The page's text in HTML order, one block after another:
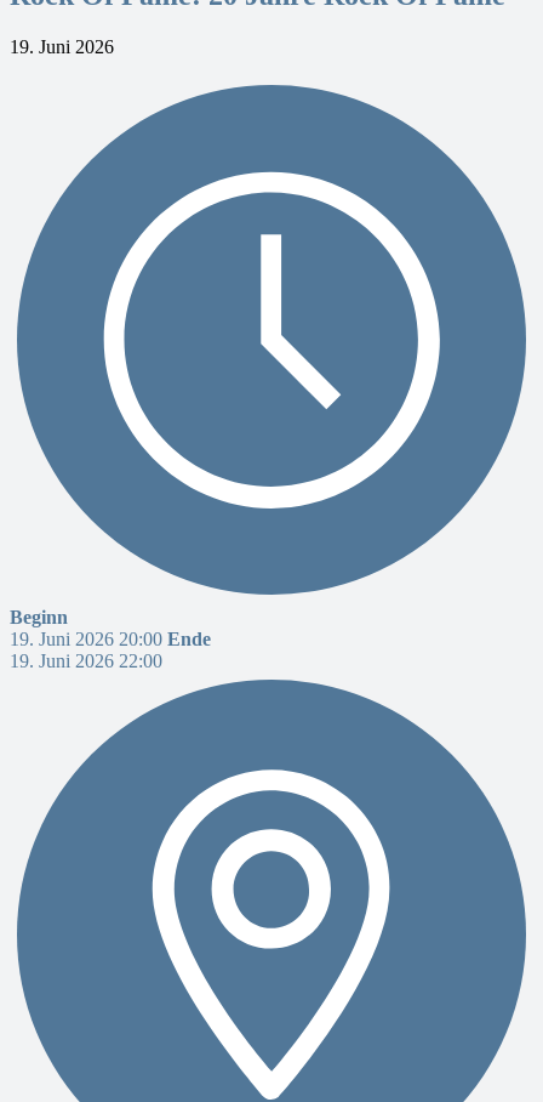
19. Juni 2026
Beginn
19. Juni 2026 20:00 Ende
19. Juni 2026 22:00